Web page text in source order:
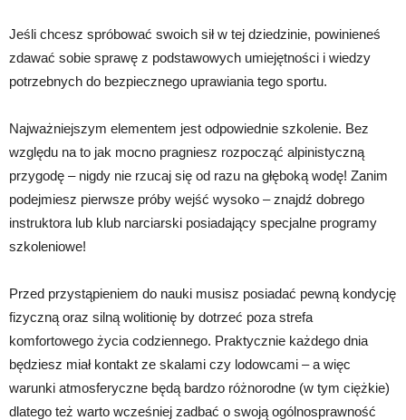
Jeśli chcesz spróbować swoich sił w tej dziedzinie, powinieneś
zdawać sobie sprawę z podstawowych umiejętności i wiedzy
potrzebnych do bezpiecznego uprawiania tego sportu.
Najważniejszym elementem jest odpowiednie szkolenie. Bez
względu na to jak mocno pragniesz rozpocząć alpinistyczną
przygodę – nigdy nie rzucaj się od razu na głęboką wodę! Zanim
podejmiesz pierwsze próby wejść wysoko – znajdź dobrego
instruktora lub klub narciarski posiadający specjalne programy
szkoleniowe!
Przed przystąpieniem do nauki musisz posiadać pewną kondycję
fizyczną oraz silną wolitionię by dotrzeć poza strefa
komfortowego życia codziennego. Praktycznie każdego dnia
będziesz miał kontakt ze skalami czy lodowcami – a więc
warunki atmosferyczne będą bardzo różnorodne (w tym ciężkie)
dlatego też warto wcześniej zadbać o swoją ogólnosprawność